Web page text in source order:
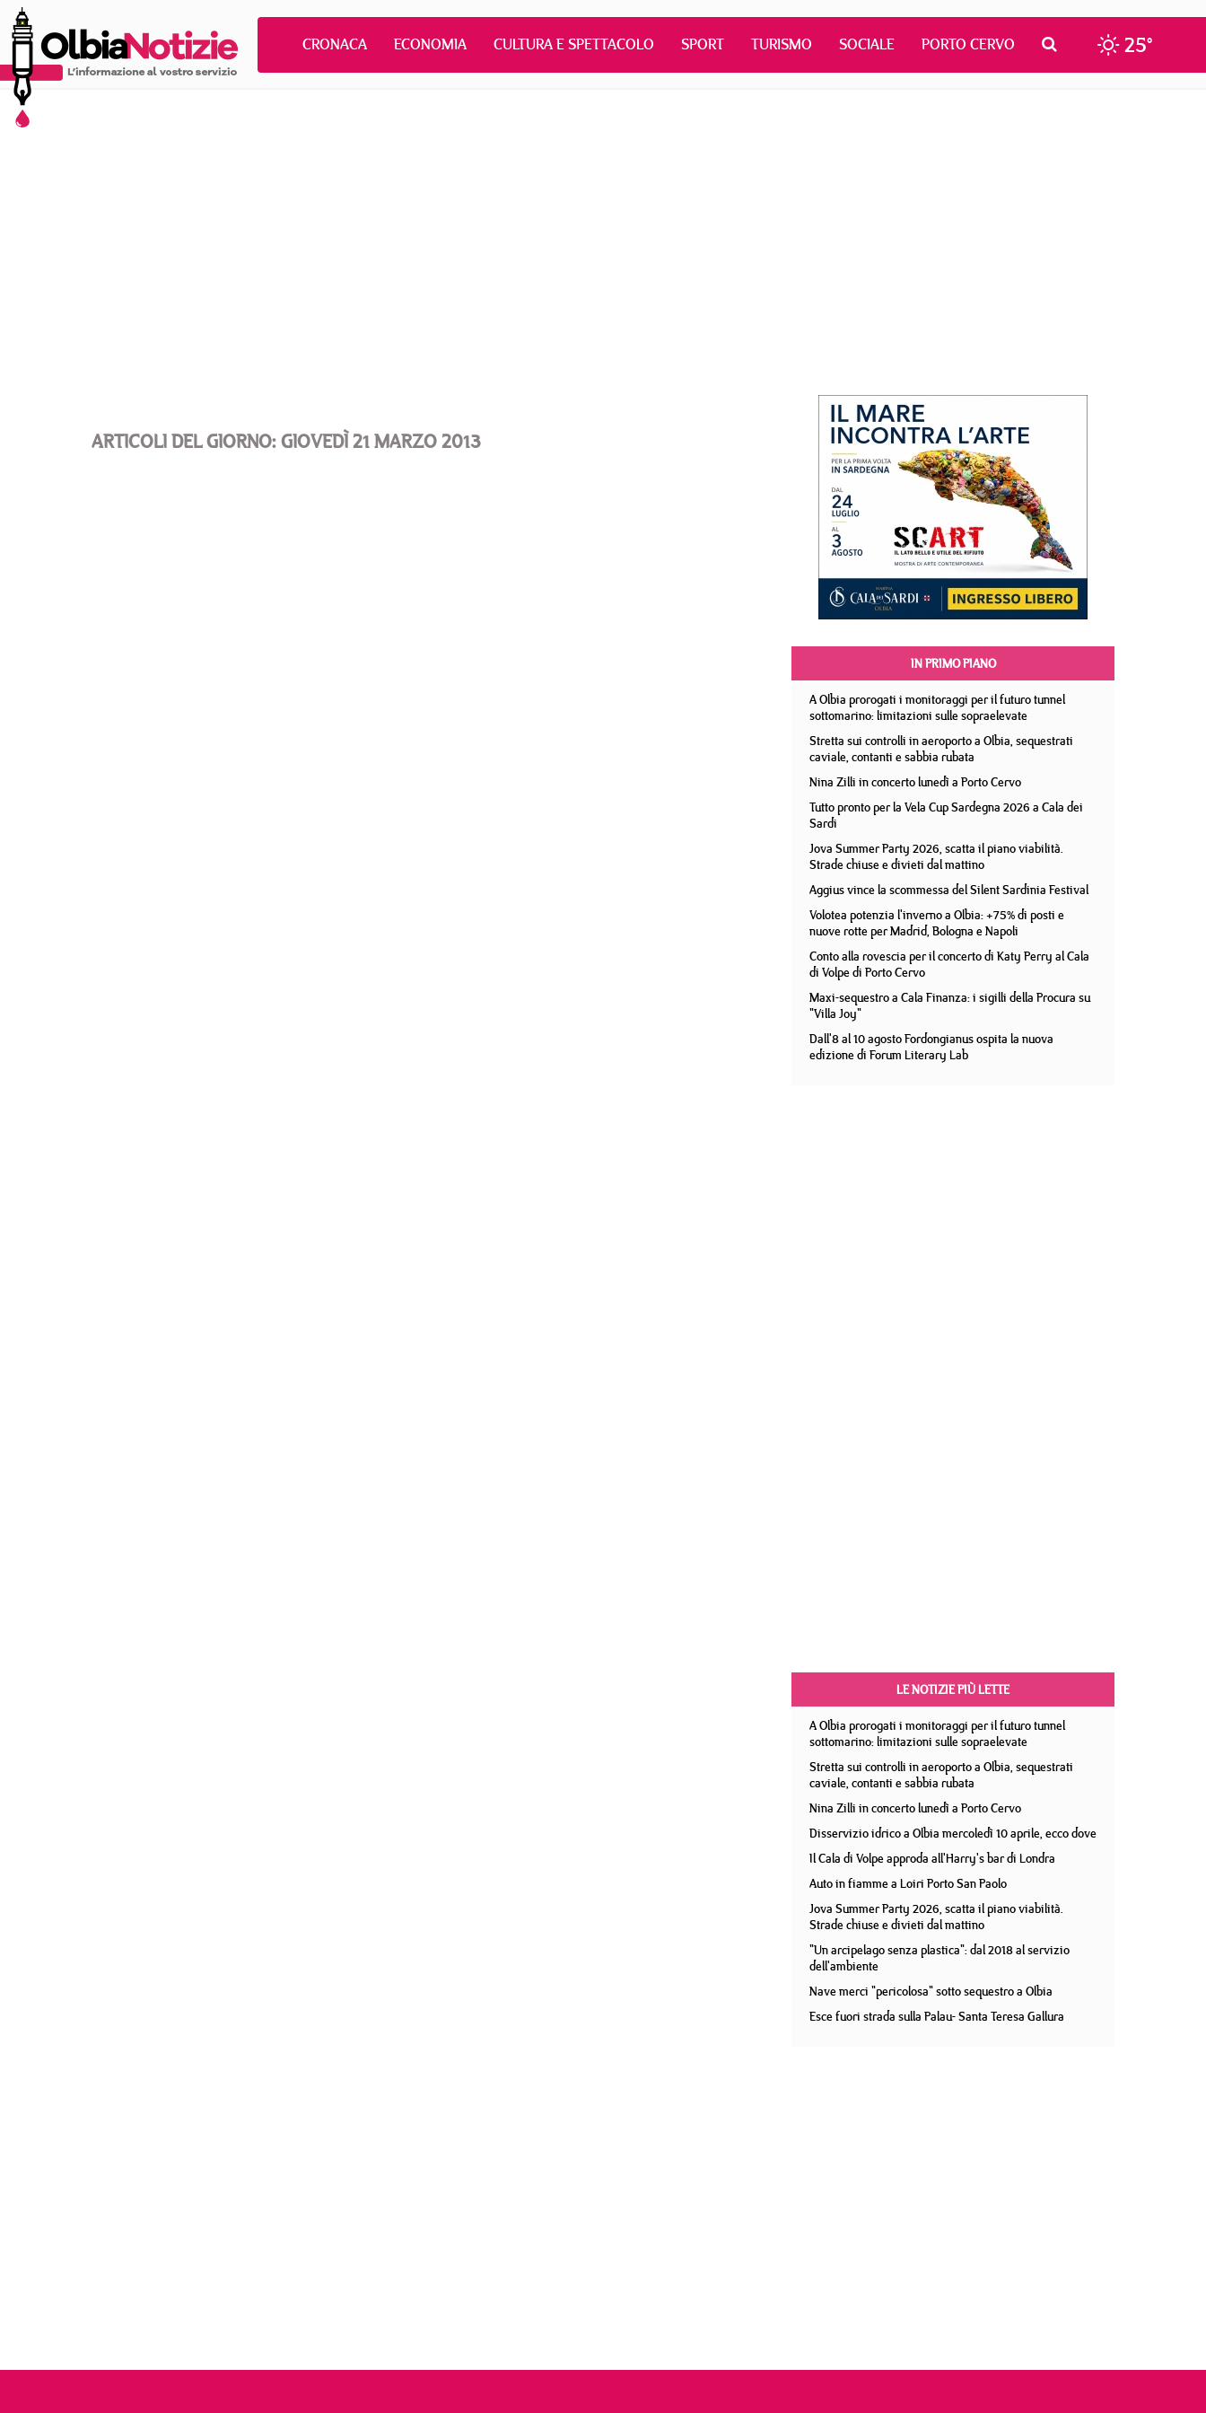
CRONACA ECONOMIA CULTURA E SPETTACOLO SPORT TURISMO SOCIALE PORTO CERVO 25°
ARTICOLI DEL GIORNO: GIOVEDÌ 21 MARZO 2013
IN PRIMO PIANO
A Olbia prorogati i monitoraggi per il futuro tunnel
sottomarino: limitazioni sulle sopraelevate
Stretta sui controlli in aeroporto a Olbia, sequestrati
caviale, contanti e sabbia rubata
Nina Zilli in concerto lunedì a Porto Cervo
Tutto pronto per la Vela Cup Sardegna 2026 a Cala dei
Sardi
Jova Summer Party 2026, scatta il piano viabilità.
Strade chiuse e divieti dal mattino
Aggius vince la scommessa del Silent Sardinia Festival
Volotea potenzia l'inverno a Olbia: +75% di posti e
nuove rotte per Madrid, Bologna e Napoli
Conto alla rovescia per il concerto di Katy Perry al Cala
di Volpe di Porto Cervo
Maxi-sequestro a Cala Finanza: i sigilli della Procura su
"Villa Joy"
Dall'8 al 10 agosto Fordongianus ospita la nuova
edizione di Forum Literary Lab
LE NOTIZIE PIÙ LETTE
A Olbia prorogati i monitoraggi per il futuro tunnel
sottomarino: limitazioni sulle sopraelevate
Stretta sui controlli in aeroporto a Olbia, sequestrati
caviale, contanti e sabbia rubata
Nina Zilli in concerto lunedì a Porto Cervo
Disservizio idrico a Olbia mercoledì 10 aprile, ecco dove
Il Cala di Volpe approda all'Harry's bar di Londra
Auto in fiamme a Loiri Porto San Paolo
Jova Summer Party 2026, scatta il piano viabilità.
Strade chiuse e divieti dal mattino
"Un arcipelago senza plastica": dal 2018 al servizio
dell'ambiente
Nave merci "pericolosa" sotto sequestro a Olbia
Esce fuori strada sulla Palau- Santa Teresa Gallura